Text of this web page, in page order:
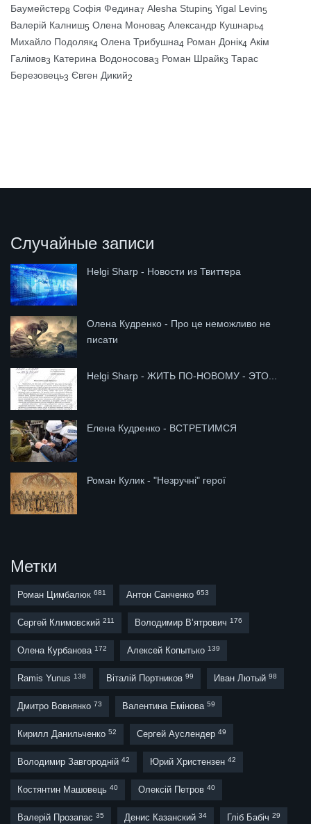
Баумейстер8 Софія Федина7 Alesha Stupin5 Yigal Levin5
Валерій Калниш5 Олена Монова5 Александр Кушнарь4
Михайло Подоляк4 Олена Трибушна4 Роман Донік4 Акім
Галімов3 Катерина Водоносова3 Роман Шрайк3 Тарас
Березовець3 Євген Дикий2
Случайные записи
Helgi Sharp - Новости из Твиттера
Олена Кудренко - Про це неможливо не
писати
Helgi Sharp - ЖИТЬ ПО-НОВОМУ - ЭТО...
Елена Кудренко - ВСТРЕТИМСЯ
Роман Кулик - "Незручні" герої
Метки
Роман Цимбалюк 681 Антон Санченко 653
Сергей Климовский 211 Володимир В’ятрович 176
Олена Курбанова 172 Алексей Копытько 139
Ramis Yunus 138 Віталій Портников 99 Иван Лютый 98
Дмитро Вовнянко 73 Валентина Емінова 59
Кирилл Данильченко 52 Сергей Ауслендер 49
Володимир Завгородній 42 Юрий Христензен 42
Костянтин Машовець 40 Олексій Петров 40
Валерій Прозапас 35 Денис Казанский 34 Гліб Бабіч 29